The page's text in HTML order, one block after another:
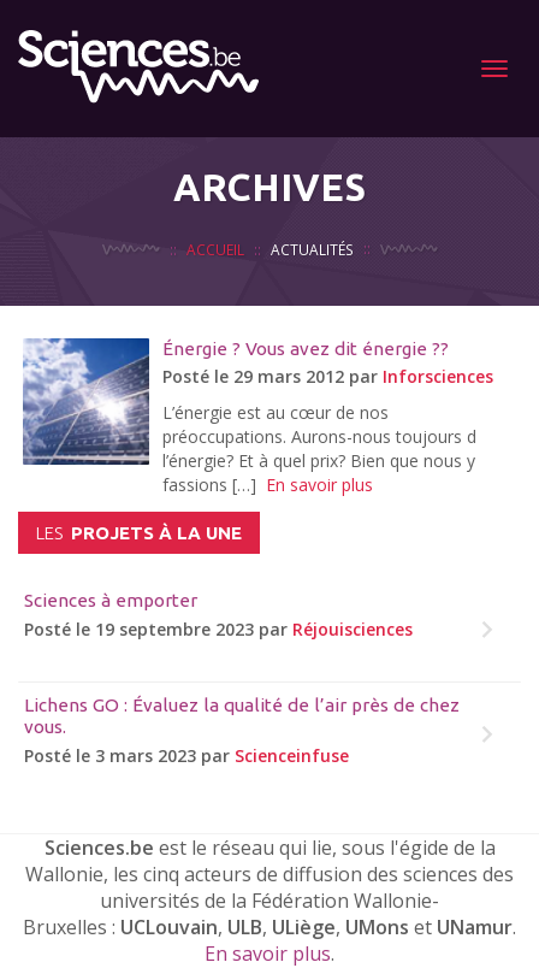
Menu
ARCHIVES
ACCUEIL ACTUALITÉS
Énergie ? Vous avez dit énergie ??
Posté le 29 mars 2012 par Inforsciences
L’énergie est au cœur de nos
préoccupations. Aurons-nous toujours d
l’énergie? Et à quel prix? Bien que nous y
fassions […] En savoir plus
LES PROJETS À LA UNE
Sciences à emporter
Posté le 19 septembre 2023 par Réjouisciences
Lichens GO : Évaluez la qualité de l’air près de chez
vous.
Posté le 3 mars 2023 par Scienceinfuse
Sciences.be est le réseau qui lie, sous l'égide de la
Wallonie, les cinq acteurs de diffusion des sciences des
universités de la Fédération Wallonie-
Bruxelles : UCLouvain, ULB, ULiège, UMons et UNamur.
En savoir plus.